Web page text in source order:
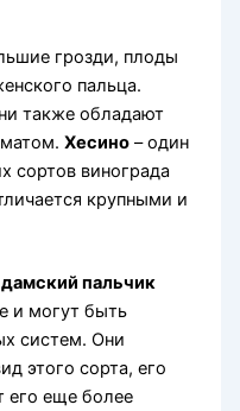
грозди, плоды
пальца.
также обладают
Хесино – один
сортов винограда
крупными и
дамский пальчик
и могут быть
систем. Они
этого сорта, его
его еще более